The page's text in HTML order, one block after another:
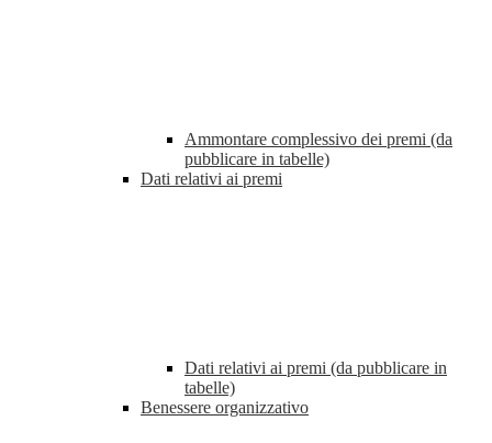
Ammontare complessivo dei premi (da
pubblicare in tabelle)
Dati relativi ai premi
Dati relativi ai premi (da pubblicare in
tabelle)
Benessere organizzativo